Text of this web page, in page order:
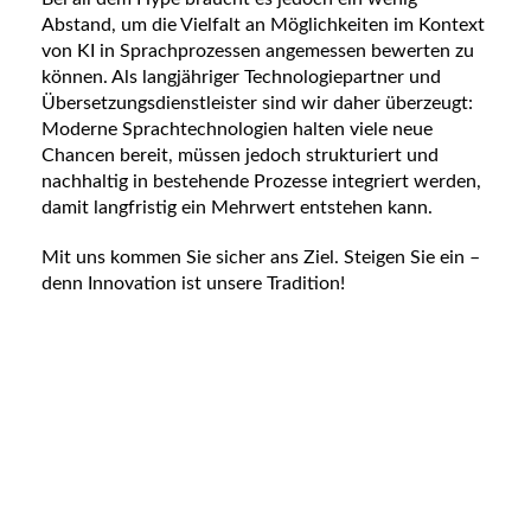
Abstand, um die Vielfalt an Möglichkeiten im Kontext
von KI in Sprachprozessen angemessen bewerten zu
können. Als langjähriger Technologiepartner und
Übersetzungsdienstleister sind wir daher überzeugt:
Moderne Sprachtechnologien halten viele neue
Chancen bereit, müssen jedoch strukturiert und
nachhaltig in bestehende Prozesse integriert werden,
damit langfristig ein Mehrwert entstehen kann.
Mit uns kommen Sie sicher ans Ziel. Steigen Sie ein –
denn Innovation ist unsere Tradition!